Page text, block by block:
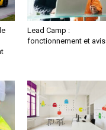
Lead Camp :
fonctionnement et avis